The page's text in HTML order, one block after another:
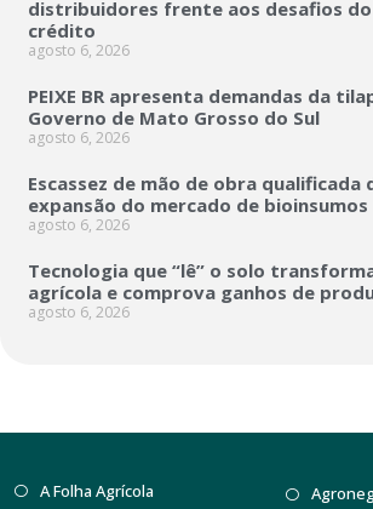
distribuidores frente aos desafios
crédito
agosto 6, 2026
PEIXE BR apresenta demandas da
Governo de Mato Grosso do Sul
agosto 6, 2026
Escassez de mão de obra qualificada
expansão do mercado de bioinsumos
agosto 6, 2026
Tecnologia que “lê” o solo
agrícola e comprova ganhos de
agosto 6, 2026
A Folha Agrícola